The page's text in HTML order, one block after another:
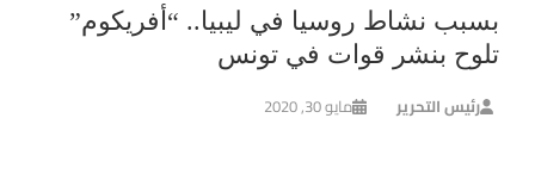
بسبب نشاط روسيا في ليبيا.. “أفريكوم”
تلوح بنشر قوات في تونس
رئيس التحرير مايو 30, 2020